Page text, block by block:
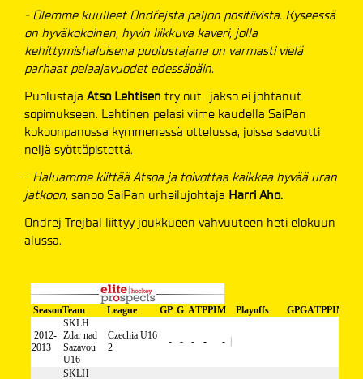
- Olemme kuulleet Ondřejsta paljon positiivista. Kyseessä
on hyväkokoinen, hyvin liikkuva kaveri, jolla
kehittymishaluisena puolustajana on varmasti vielä
parhaat pelaajavuodet edessäpäin.
Puolustaja Atso Lehtisen try out -jakso ei johtanut
sopimukseen. Lehtinen pelasi viime kaudella SaiPan
kokoonpanossa kymmenessä ottelussa, joissa saavutti
neljä syöttöpistettä.
- Haluamme kiittää Atsoa ja toivottaa kaikkea hyvää uran
jatkoon, sanoo SaiPan urheilujohtaja Harri Aho.
Ondrej Trejbal liittyy joukkueen vahvuuteen heti elokuun
alussa.